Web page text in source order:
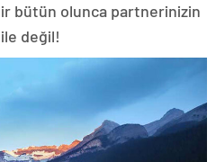
bütün olunca partnerinizin
değil!